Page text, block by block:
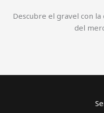
Descubre el gravel con
del